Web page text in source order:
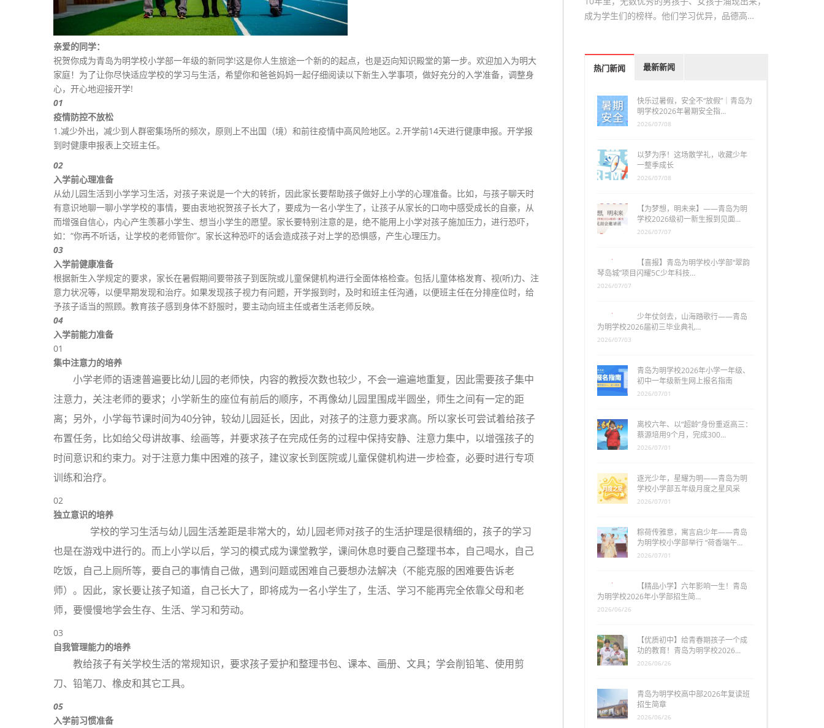
亲爱的同学：
祝贺你成为青岛为明学校小学部一年级的新同学!这是你人生旅途一个新的的起点，也是迈向知识殿堂的第一步。欢迎加入为明大
家庭！为了让你尽快适应学校的学习与生活，希望你和爸爸妈妈一起仔细阅读以下新生入学事项，做好充分的入学准备，调整身
心，开心地迎接开学!
01
疫情防控不放松
1.减少外出，减少到人群密集场所的频次，原则上不出国（境）和前往疫情中高风险地区。2.开学前14天进行健康申报。开学报
到时健康申报表上交班主任。
02
入学前心理准备
从幼儿园生活到小学学习生活，对孩子来说是一个大的转折，因此家长要帮助孩子做好上小学的心理准备。比如，与孩子聊天时
有意识地聊一聊小学学校的事情，要由衷地祝贺孩子长大了，要成为一名小学生了，让孩子从家长的口吻中感受成长的自豪，从
而增强自信心，内心产生羡慕小学生、想当小学生的愿望。家长要特别注意的是，绝不能用上小学对孩子施加压力，进行恐吓，
如：“你再不听话，让学校的老师管你”。家长这种恐吓的话会造成孩子对上学的恐惧感，产生心理压力。
03
入学前健康准备
根据新生入学规定的要求，家长在暑假期间要带孩子到医院或儿童保健机构进行全面体格检查。包括儿童体格发育、视(听)力、注
意力状况等，以便早期发现和治疗。如果发现孩子视力有问题，开学报到时，及时和班主任沟通，以便班主任在分排座位时，给
予孩子适当的照顾。教育孩子感到身体不舒服时，要主动向班主任或者生活老师反映。
04
入学前能力准备
01
集中注意力的培养
小学老师的语速普遍要比幼儿园的老师快，内容的教授次数也较少，不会一遍遍地重复，因此需要孩子集中
注意力，关注老师的要求；小学新生的座位有前后的顺序，不再像幼儿园里围成半圆坐，师生之间有一定的距
离；另外，小学每节课时间为40分钟，较幼儿园延长，因此，对孩子的注意力要求高。所以家长可尝试着给孩子
布置任务，比如给父母讲故事、绘画等，并要求孩子在完成任务的过程中保持安静、注意力集中，以增强孩子的
时间意识和约束力。对于注意力集中困难的孩子，建议家长到医院或儿童保健机构进一步检查，必要时进行专项
训练和治疗。
02
独立意识的培养
学校的学习生活与幼儿园生活差距是非常大的，幼儿园老师对孩子的生活护理是很精细的，孩子的学习
也是在游戏中进行的。而上小学以后，学习的模式成为课堂教学，课间休息时要自己整理书本，自己喝水，自己
吃饭，自己上厕所等，要自己的事情自己做，遇到问题或困难自己要想办法解决（不能克服的困难要告诉老
师）。因此，家长要让孩子知道，自己长大了，即将成为一名小学生了，生活、学习不能再完全依靠父母和老
师，要慢慢地学会生存、生活、学习和劳动。
03
自我管理能力的培养
教给孩子有关学校生活的常规知识，要求孩子爱护和整理书包、课本、画册、文具；学会削铅笔、使用剪
刀、铅笔刀、橡皮和其它工具。
05
入学前习惯准备
成为学生们的榜样。他们学习优异，品德高…
热门新闻 最新新闻
快乐过暑假，安全不“放假”｜青岛为
明学校2026年暑期安全指…
2026/07/08
以梦为序！这场散学礼，收藏少年
一整季成长
2026/07/08
【为梦想，明未来】——青岛为明
学校2026级初一新生报到见面…
2026/07/07
【喜报】青岛为明学校小学部“翠韵
琴岛城”项目闪耀5C少年科技…
少年仗剑去，山海踏歌行——青岛
为明学校2026届初三毕业典礼…
青岛为明学校2026年小学一年级、
初中一年级新生网上报名指南
2026/07/01
离校六年、以“超龄”身份重返高三：
蔡源培用9个月，完成300…
2026/07/01
逐光少年，星耀为明——青岛为明
学校小学部五年级月度之星风采
2026/07/01
粽荷传雅意，寓言启少年——青岛
为明学校小学部举行 “荷香端午…
2026/07/01
【精品小学】六年影响一生！青岛
为明学校2026年小学部招生简…
【优质初中】给青春期孩子一个成
功的教育！青岛为明学校2026…
2026/06/26
青岛为明学校高中部2026年复读班
招生简章
2026/06/26